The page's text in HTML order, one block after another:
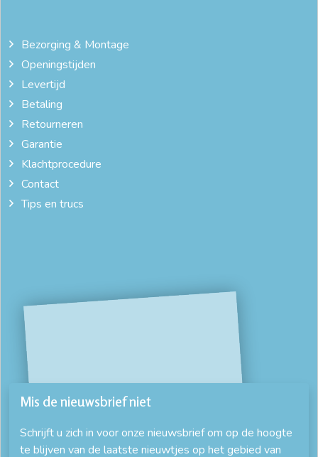
Bezorging & Montage
Openingstijden
Levertijd
Betaling
Retourneren
Garantie
Klachtprocedure
Contact
Tips en trucs
Mis de nieuwsbrief niet
Schrijft u zich in voor onze nieuwsbrief om op de hoogte
te blijven van de laatste nieuwtjes op het gebied van